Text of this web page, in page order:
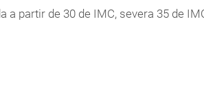
a partir de 30 de IMC, severa 35 de